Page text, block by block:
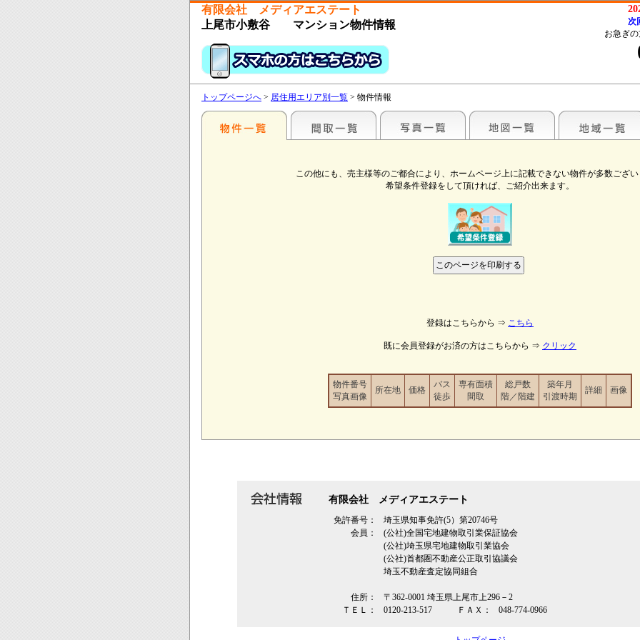
次
有限会社 メディアエステート
上尾市小敷谷 マンション物件情報
お急ぎ
トップページへ > 居住用エリア別一覧 > 物件情報
この他にも、売主様等のご都合により、ホームページ上に記載できない物件が多数ござい
希望条件登録をして頂ければ、ご紹介出来ます。
登録はこちらから ⇒ こちら
既に会員登録がお済の方はこちらから ⇒ クリック
物件番号
写真画像
所在地 価格
バス
徒歩
専有面積
間取
総戸数
階／階建
築年月
引渡時期
詳細 画像
有限会社 メディアエステート
免許番号：
埼玉県知事免許(5）第20746号
会員：
(公社)全国宅地建物取引業保証協会
(公社)埼玉県宅地建物取引業協会
(公社)首都圏不動産公正取引協議会
埼玉不動産査定協同組合
住所：
〒362‐0001 埼玉県上尾市上296－2
ＴＥＬ：
0120-213-517 ＦＡＸ： 048-774-0966